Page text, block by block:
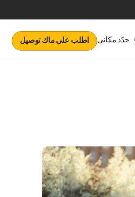
حدّد مكاني اطلب على ماك توصيل